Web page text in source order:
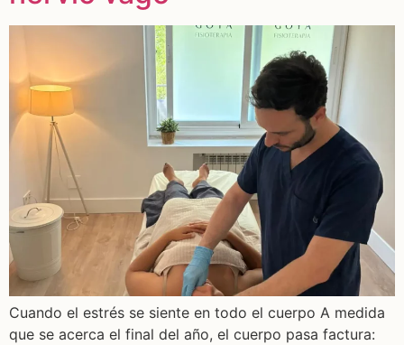
Cuando el estrés se siente en todo el cuerpo A medida
que se acerca el final del año, el cuerpo pasa factura: